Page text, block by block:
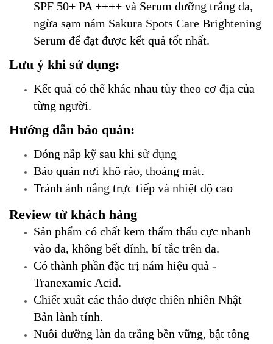
SPF 50+ PA ++++ và Serum dưỡng trắng da,
ngừa sạm nám Sakura Spots Care Brightening
Serum để đạt được kết quả tốt nhất.
Lưu ý khi sử dụng:
Kết quả có thể khác nhau tùy theo cơ địa của
từng người.
Hướng dẫn bảo quản:
Đóng nắp kỹ sau khi sử dụng
Bảo quản nơi khô ráo, thoáng mát.
Tránh ánh nắng trực tiếp và nhiệt độ cao
Review từ khách hàng
Sản phẩm có chất kem thấm thấu cực nhanh
vào da, không bết dính, bí tắc trên da.
Có thành phần đặc trị nám hiệu quả -
Tranexamic Acid.
Chiết xuất các thảo dược thiên nhiên Nhật
Bản lành tính.
Nuôi dưỡng làn da trắng bền vững, bật tông